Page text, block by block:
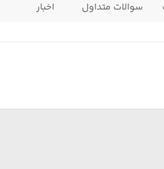
سوالات متداول اخبار